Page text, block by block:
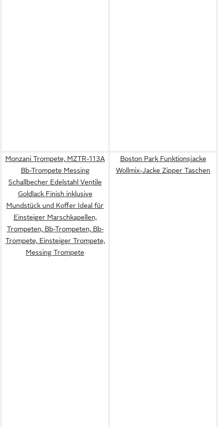
Monzani Trompete, MZTR-113A
Bb-Trompete Messing
Schallbecher Edelstahl Ventile
Goldlack Finish inklusive
Mundstück und Koffer Ideal für
Einsteiger Marschkapellen,
Trompeten, Bb-Trompeten, Bb-
Trompete, Einsteiger Trompete,
Messing Trompete
Boston Park Funktionsjacke
Wollmix-Jacke Zipper Taschen